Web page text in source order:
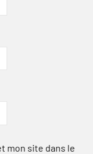
mon site dans le